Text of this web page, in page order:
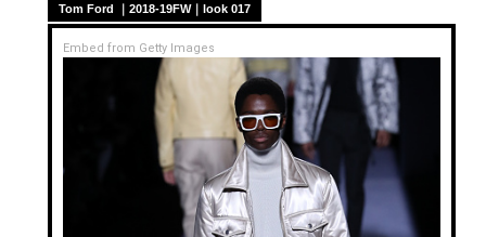
Tom Ford ｜2018-19FW｜look 017
Embed from Getty Images